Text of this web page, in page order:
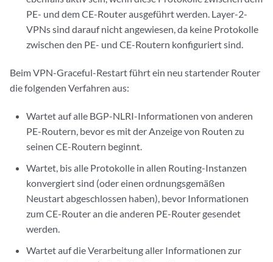
PE- und dem CE-Router ausgeführt werden. Layer-2-
VPNs sind darauf nicht angewiesen, da keine Protokolle
zwischen den PE- und CE-Routern konfiguriert sind.
Beim VPN-Graceful-Restart führt ein neu startender Router
die folgenden Verfahren aus:
Wartet auf alle BGP-NLRI-Informationen von anderen
PE-Routern, bevor es mit der Anzeige von Routen zu
seinen CE-Routern beginnt.
Wartet, bis alle Protokolle in allen Routing-Instanzen
konvergiert sind (oder einen ordnungsgemäßen
Neustart abgeschlossen haben), bevor Informationen
zum CE-Router an die anderen PE-Router gesendet
werden.
Wartet auf die Verarbeitung aller Informationen zur